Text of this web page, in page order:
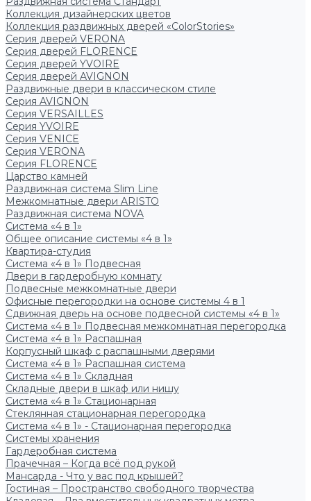
Коллекция дизайнерских цветов
Коллекция раздвижных дверей «ColorStories»
Серия дверей VERONA
Серия дверей FLORENCE
Серия дверей YVOIRE
Серия дверей AVIGNON
Раздвижные двери в классическом стиле
Серия AVIGNON
Серия VERSAILLES
Серия YVOIRE
Серия VENICE
Серия VERONA
Серия FLORENCE
Царство камней
Раздвижная система Slim Line
Межкомнатные двери ARISTO
Раздвижная система NOVA
Система «4 в 1»
Общее описание системы «4 в 1»
Квартира-студия
Система «4 в 1» Подвесная
Двери в гардеробную комнату
Подвесные межкомнатные двери
Офисные перегородки на основе системы 4 в 1
Сдвижная дверь на основе подвесной системы «4 в 1»
Система «4 в 1» Подвесная межкомнатная перегородка
Система «4 в 1» Распашная
Корпусный шкаф с распашными дверями
Система «4 в 1» Распашная система
Система «4 в 1» Складная
Складные двери в шкаф или нишу
Система «4 в 1» Стационарная
Стеклянная стационарная перегородка
Система «4 в 1» - Стационарная перегородка
Системы хранения
Гардеробная система
Прачечная – Когда всё под рукой
Мансарда - Что у вас под крышей?
Гостиная – Пространство свободного творчества